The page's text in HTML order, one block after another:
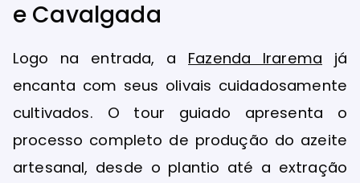
e Cavalgada
Logo na entrada, a Fazenda Irarema já
encanta com seus olivais cuidadosamente
cultivados. O tour guiado apresenta o
processo completo de produção do azeite
artesanal, desde o plantio até a extração